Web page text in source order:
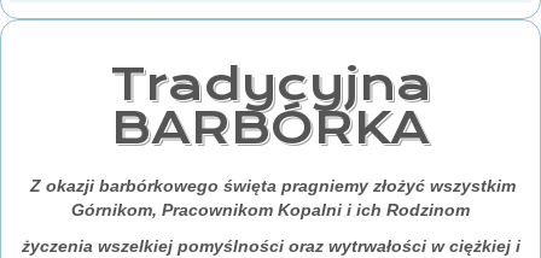
Tradycyjna
BARBÓRKA
Z okazji barbórkowego święta pragniemy złożyć wszystkim
Górnikom, Pracownikom Kopalni i ich Rodzinom
życzenia wszelkiej pomyślności oraz wytrwałości w ciężkiej i